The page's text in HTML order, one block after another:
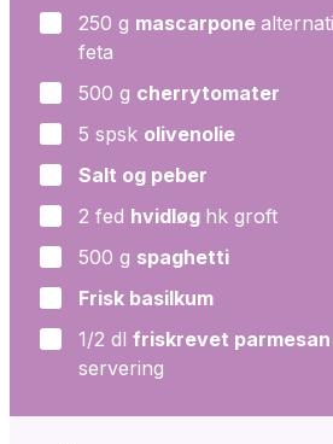
▢
250 g mascarpone
feta
▢
500 g cherrytomater
▢
5 spsk olivenolie
▢
Salt og peber
▢
2 fed hvidløg hk groft
▢
500 g spaghetti
▢
Frisk basilkum
▢
1/2 dl friskrevet parmesan
servering